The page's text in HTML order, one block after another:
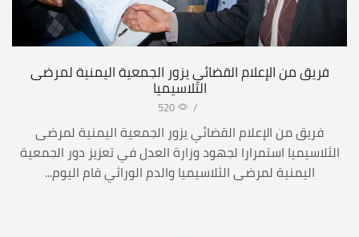
فريق من الإعلام القضائي يزور الجمعية اليمنية لمرضى
الثلاسيميا
/
520
فريق من الإعلام القضائي يزور الجمعية اليمنية لمرضى
الثلاسيميا استمرارا لجهود وزارة العدل في تعزيز دور الجمعية
اليمنية لمرضى الثلاسيميا والدم الوراثي قام اليوم...